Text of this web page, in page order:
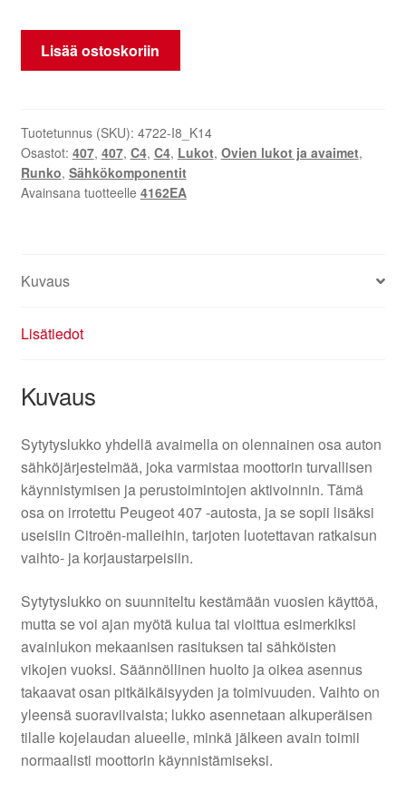
Sytytyslukko
Citroën/Peugeot
4162EA
määrä
Lisää ostoskoriin
Tuotetunnus (SKU): 4722-I8_K14
Osastot: 407, 407, C4, C4, Lukot, Ovien lukot ja avaimet,
Runko, Sähkökomponentit
Avainsana tuotteelle 4162EA
Kuvaus
Lisätiedot
Kuvaus
Sytytyslukko yhdellä avaimella on olennainen osa auton
sähköjärjestelmää, joka varmistaa moottorin turvallisen
käynnistymisen ja perustoimintojen aktivoinnin. Tämä
osa on irrotettu Peugeot 407 -autosta, ja se sopii lisäksi
useisiin Citroën-malleihin, tarjoten luotettavan ratkaisun
vaihto- ja korjaustarpeisiin.
Sytytyslukko on suunniteltu kestämään vuosien käyttöä,
mutta se voi ajan myötä kulua tai vioittua esimerkiksi
avainlukon mekaanisen rasituksen tai sähköisten
vikojen vuoksi. Säännöllinen huolto ja oikea asennus
takaavat osan pitkäikäisyyden ja toimivuuden. Vaihto on
yleensä suoraviivaista; lukko asennetaan alkuperäisen
tilalle kojelaudan alueelle, minkä jälkeen avain toimii
normaalisti moottorin käynnistämiseksi.